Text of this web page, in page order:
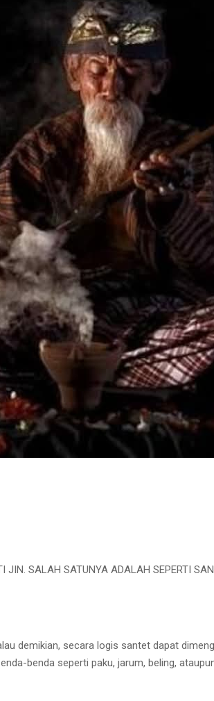
JIN. SALAH SATUNYA ADALAH SEPERTI
demikian, secara logis santet dapat
benda seperti paku, jarum, beling,